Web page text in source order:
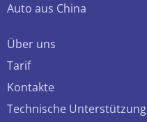
Auto aus China
Über uns
Tarif
Kontakte
Technische Unterstützung